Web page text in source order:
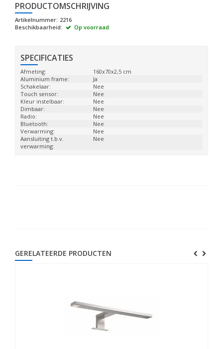
PRODUCTOMSCHRIJVING
Artikelnummer: 2216
Beschikbaarheid:
Op voorraad
SPECIFICATIES
Afmeting:
160x70x2,5 cm
Aluminium frame:
Ja
Schakelaar:
Nee
Touch sensor:
Nee
Kleur instelbaar:
Nee
Dimbaar:
Nee
Radio:
Nee
Bluetooth:
Nee
Verwarming:
Nee
Aansluiting t.b.v.
verwarming:
Nee
GERELATEERDE PRODUCTEN